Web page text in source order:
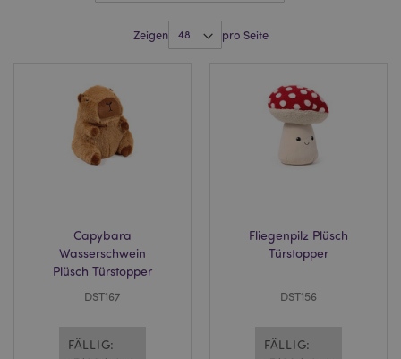
Zeigen pro Seite
Capybara
Wasserschwein
Plüsch Türstopper
DST167
FÄLLIG:
Fliegenpilz Plüsch
Türstopper
DST156
FÄLLIG: